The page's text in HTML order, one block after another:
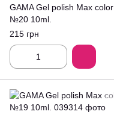
GAMA Gel polish Max color
№20 10ml.
215 грн